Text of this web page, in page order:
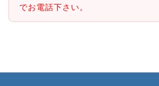
でお電話下さい。